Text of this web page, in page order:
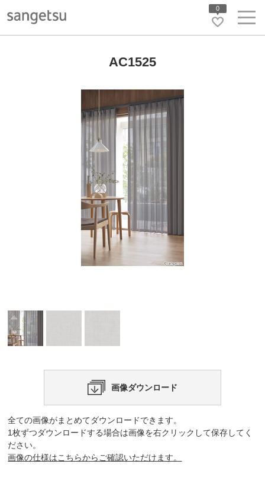
0
AC1525
画像ダウンロード
全ての画像がまとめてダウンロードできます。
1枚ずつダウンロードする場合は画像を右クリックして保存してく
ださい。
画像の仕様はこちらからご確認いただけます。